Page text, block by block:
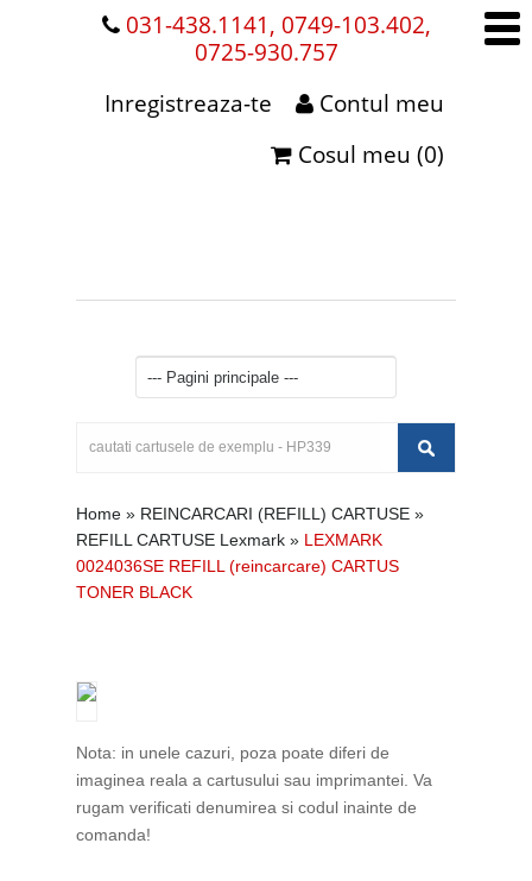
031-438.1141, 0749-103.402,
0725-930.757
Contul meu
Inregistreaza-te
Cosul meu (0)
Home » REINCARCARI (REFILL) CARTUSE »
REFILL CARTUSE Lexmark » LEXMARK
0024036SE REFILL (reincarcare) CARTUS
TONER BLACK
Nota: in unele cazuri, poza poate diferi de
imaginea reala a cartusului sau imprimantei. Va
rugam verificati denumirea si codul inainte de
comanda!